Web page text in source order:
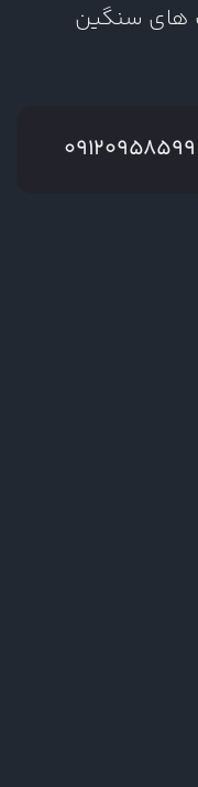
سنگین
09120958599